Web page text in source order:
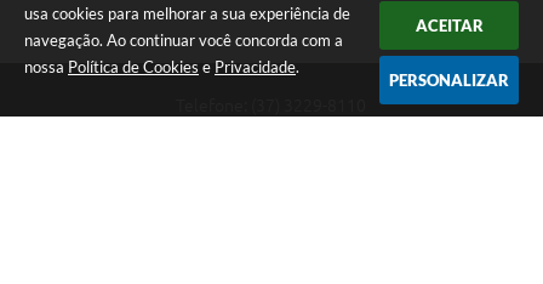
usa cookies para melhorar a sua experiência de
navegação. Ao continuar você concorda com a
nossa Política de Cookies e Privacidade.
ACEITAR
PERSONALIZAR